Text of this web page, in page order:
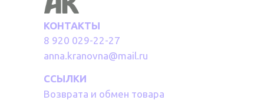
КОНТАКТЫ
8 920 029-22-27
anna.kranovna@mail.ru
ССЫЛКИ
Возврата и обмен товара